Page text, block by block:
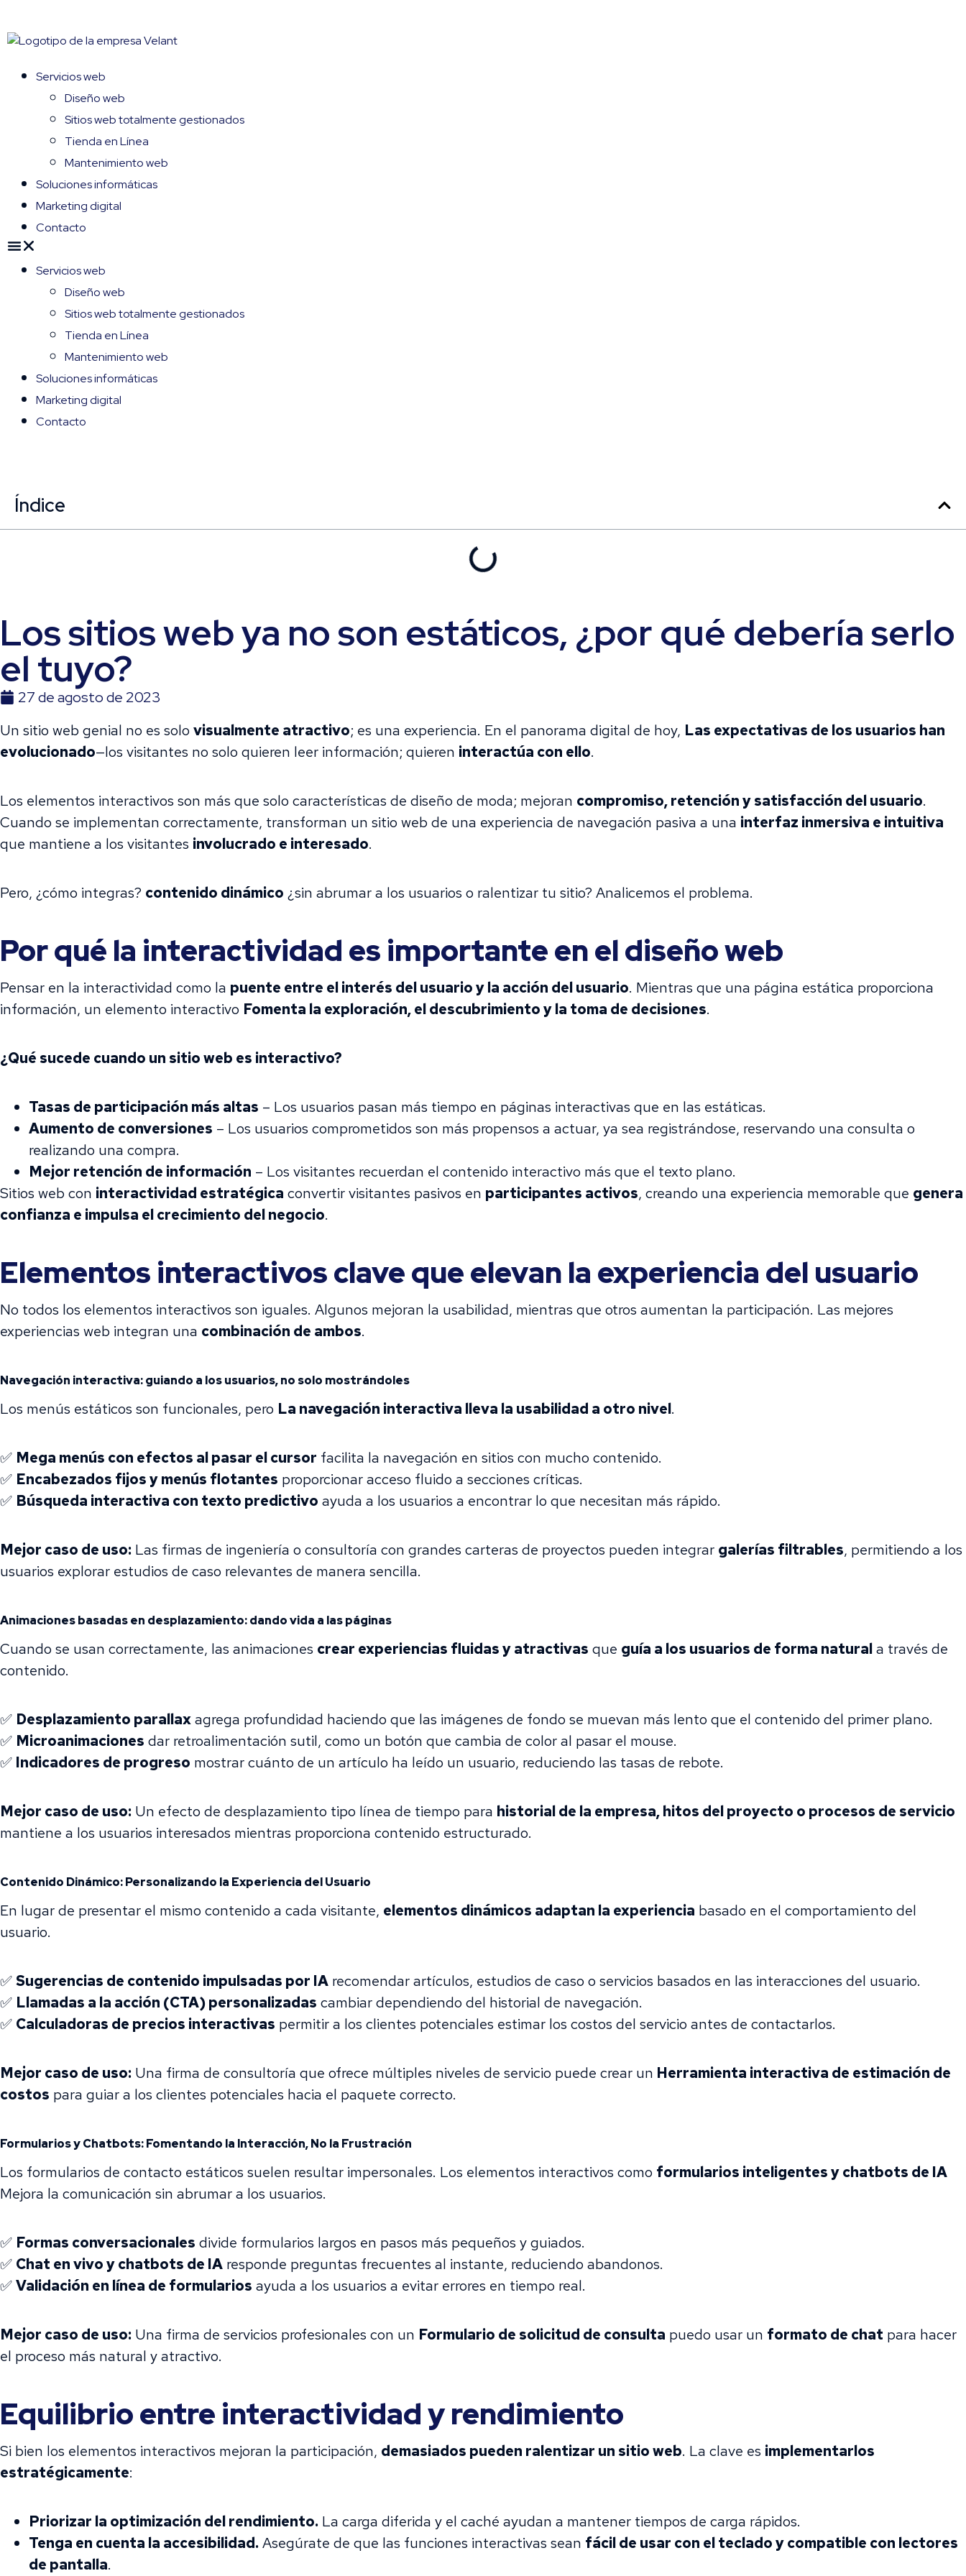
Servicios web
Diseño web
Sitios web totalmente gestionados
Tienda en Línea
Mantenimiento web
Soluciones informáticas
Marketing digital
Contacto
Servicios web
Diseño web
Sitios web totalmente gestionados
Tienda en Línea
Mantenimiento web
Soluciones informáticas
Marketing digital
Contacto
Índice
Los sitios web ya no son estáticos, ¿por qué debería serlo
el tuyo?
27 de agosto de 2023
Un sitio web genial no es solo visualmente atractivo; es una experiencia. En el panorama digital de hoy, Las expectativas de los usuarios han
evolucionado—los visitantes no solo quieren leer información; quieren interactúa con ello.
Los elementos interactivos son más que solo características de diseño de moda; mejoran compromiso, retención y satisfacción del usuario.
Cuando se implementan correctamente, transforman un sitio web de una experiencia de navegación pasiva a una interfaz inmersiva e intuitiva
que mantiene a los visitantes involucrado e interesado.
Pero, ¿cómo integras? contenido dinámico ¿sin abrumar a los usuarios o ralentizar tu sitio? Analicemos el problema.
Por qué la interactividad es importante en el diseño web
Pensar en la interactividad como la puente entre el interés del usuario y la acción del usuario. Mientras que una página estática proporciona
información, un elemento interactivo Fomenta la exploración, el descubrimiento y la toma de decisiones.
¿Qué sucede cuando un sitio web es interactivo?
Tasas de participación más altas – Los usuarios pasan más tiempo en páginas interactivas que en las estáticas.
Aumento de conversiones – Los usuarios comprometidos son más propensos a actuar, ya sea registrándose, reservando una consulta o
realizando una compra.
Mejor retención de información – Los visitantes recuerdan el contenido interactivo más que el texto plano.
Sitios web con interactividad estratégica convertir visitantes pasivos en participantes activos, creando una experiencia memorable que genera
confianza e impulsa el crecimiento del negocio.
Elementos interactivos clave que elevan la experiencia del usuario
No todos los elementos interactivos son iguales. Algunos mejoran la usabilidad, mientras que otros aumentan la participación. Las mejores
experiencias web integran una combinación de ambos.
Navegación interactiva: guiando a los usuarios, no solo mostrándoles
Los menús estáticos son funcionales, pero La navegación interactiva lleva la usabilidad a otro nivel.
✅ Mega menús con efectos al pasar el cursor facilita la navegación en sitios con mucho contenido.
✅ Encabezados fijos y menús flotantes proporcionar acceso fluido a secciones críticas.
✅ Búsqueda interactiva con texto predictivo ayuda a los usuarios a encontrar lo que necesitan más rápido.
Mejor caso de uso: Las firmas de ingeniería o consultoría con grandes carteras de proyectos pueden integrar galerías filtrables, permitiendo a los
usuarios explorar estudios de caso relevantes de manera sencilla.
Animaciones basadas en desplazamiento: dando vida a las páginas
Cuando se usan correctamente, las animaciones crear experiencias fluidas y atractivas que guía a los usuarios de forma naturala través de
contenido.
✅ Desplazamiento parallaxagrega profundidad haciendo que las imágenes de fondo se muevan más lento que el contenido del primer plano.
✅ Microanimaciones dar retroalimentación sutil, como un botón que cambia de color al pasar el mouse.
✅ Indicadores de progreso mostrar cuánto de un artículo ha leído un usuario, reduciendo las tasas de rebote.
Mejor caso de uso: Un efecto de desplazamiento tipo línea de tiempo para historial de la empresa, hitos del proyecto o procesos de servicio
mantiene a los usuarios interesados mientras proporciona contenido estructurado.
Contenido Dinámico: Personalizando la Experiencia del Usuario
En lugar de presentar el mismo contenido a cada visitante, elementos dinámicos adaptan la experiencia basado en el comportamiento del
usuario.
✅Sugerencias de contenido impulsadas por IA recomendar artículos, estudios de caso o servicios basados en las interacciones del usuario.
✅ Llamadas a la acción (CTA) personalizadas cambiar dependiendo del historial de navegación.
✅ Calculadoras de precios interactivas permitir a los clientes potenciales estimar los costos del servicio antes de contactarlos.
Mejor caso de uso: Una firma de consultoría que ofrece múltiples niveles de servicio puede crear un Herramienta interactiva de estimación de
costos para guiar a los clientes potenciales hacia el paquete correcto.
Formularios y Chatbots: Fomentando la Interacción, No la Frustración
Los formularios de contacto estáticos suelen resultar impersonales. Los elementos interactivos como formularios inteligentes y chatbots de IA
Mejora la comunicación sin abrumar a los usuarios.
✅ Formas conversacionales divide formularios largos en pasos más pequeños y guiados.
✅ Chat en vivo y chatbots de IA responde preguntas frecuentes al instante, reduciendo abandonos.
✅Validación en línea de formularios ayuda a los usuarios a evitar errores en tiempo real.
Mejor caso de uso: Una firma de servicios profesionales con un Formulario de solicitud de consulta puedo usar un formato de chat para hacer
el proceso más natural y atractivo.
Equilibrio entre interactividad y rendimiento
Si bien los elementos interactivos mejoran la participación, demasiados pueden ralentizar un sitio web. La clave es implementarlos
estratégicamente:
Priorizar la optimización del rendimiento. La carga diferida y el caché ayudan a mantener tiempos de carga rápidos.
Tenga en cuenta la accesibilidad. Asegúrate de que las funciones interactivas sean fácil de usar con el teclado y compatible con lectores
de pantalla.